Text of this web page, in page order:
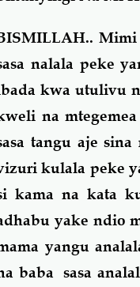
Mimi
nalala peke
kwa utulivu
na
tangu aje
kulala peke
kama na kata
yake ndio
yangu
baba sasa